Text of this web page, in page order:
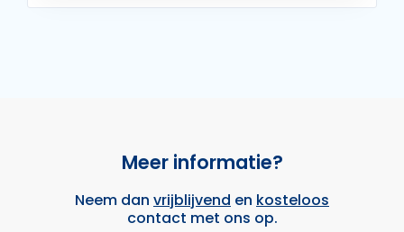
Meer informatie?
Neem dan vrijblijvend en kosteloos
contact met ons op.